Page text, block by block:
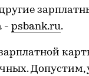
- psbank.ru.
Допустим,